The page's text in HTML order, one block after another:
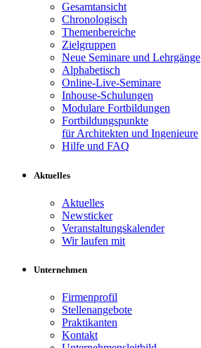
Gesamtansicht
Chronologisch
Themenbereiche
Zielgruppen
Neue Seminare und Lehrgänge
Alphabetisch
Online-Live-Seminare
Inhouse-Schulungen
Modulare Fortbildungen
Fortbildungspunkte
für Architekten und Ingenieure
Hilfe und FAQ
Aktuelles
Aktuelles
Newsticker
Veranstaltungskalender
Wir laufen mit
Unternehmen
Firmenprofil
Stellenangebote
Praktikanten
Kontakt